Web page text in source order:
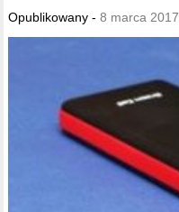
Opublikowany -8 marca 2017